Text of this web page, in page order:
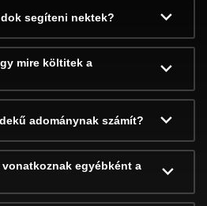
segíteni nektek?
mire költitek a
adománynak számít?
egyébként a